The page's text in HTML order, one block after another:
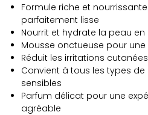
Formule riche et
parfaitement lisse
Nourrit et hydrate la peau
Mousse onctueuse pour
Réduit les irritations
Convient à tous les types
sensibles
Parfum délicat pour une
agréable